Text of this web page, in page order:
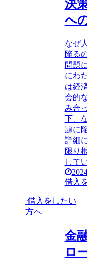
決
へ
なぜ
陥る
問題
にわ
は経
会的
み合
下、
題に
詳細
限り
して
借入
借入をしたい
方へ
金
ロ